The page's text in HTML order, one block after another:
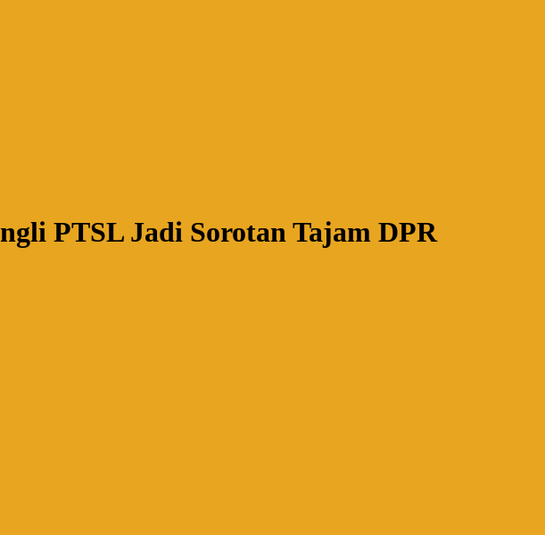
PTSL Jadi Sorotan Tajam DPR